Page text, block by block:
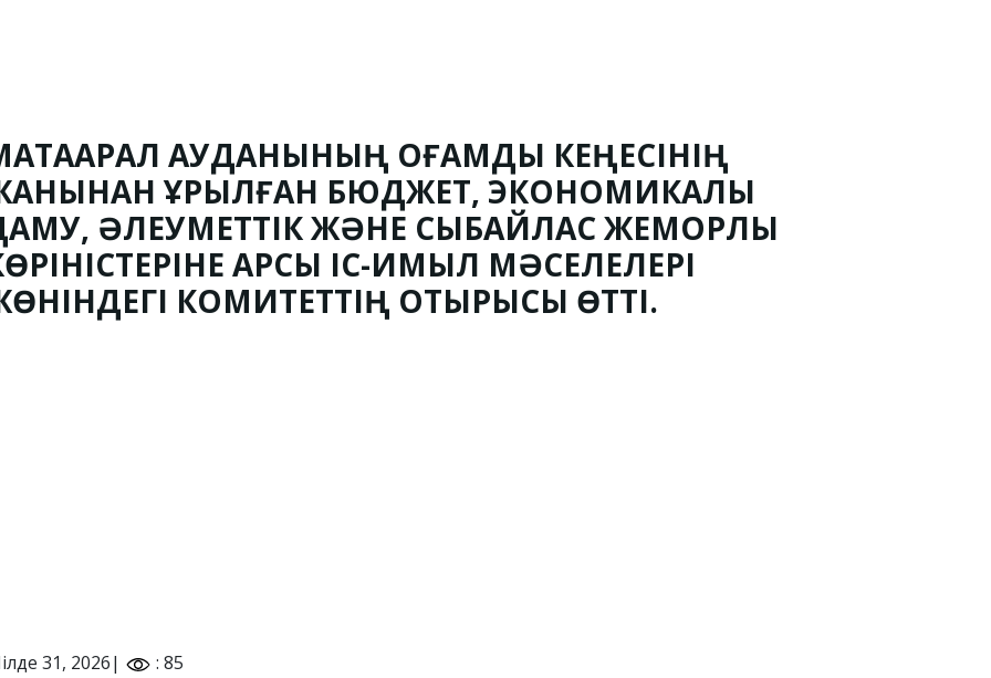
АУДАНЫНЫҢ ҚОҒАМДЫҚ КЕҢЕСІНІҢ
ҚҰРЫЛҒАН БЮДЖЕТ, ЭКОНОМИКАЛЫҚ
ӘЛЕУМЕТТІК ЖӘНЕ СЫБАЙЛАС ЖЕМҚОРЛЫҚ
ҚАРСЫ ІС-ҚИМЫЛ МӘСЕЛЕЛЕРІ
КОМИТЕТТІҢ ОТЫРЫСЫ ӨТТІ.
31, 2026| : 85